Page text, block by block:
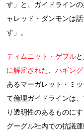
す」と、ガイドライン
ャレッド・ダンモンは
す」。
ティムニット・ゲブル
に解雇された 、ハギン
あるマーガレット・ミ
て倫理ガイドラインは
り透明性のあるものに
グーグル社内での抗議